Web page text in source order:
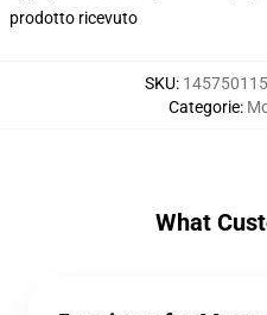
prodotto ricevuto
SKU:
Categorie:
What